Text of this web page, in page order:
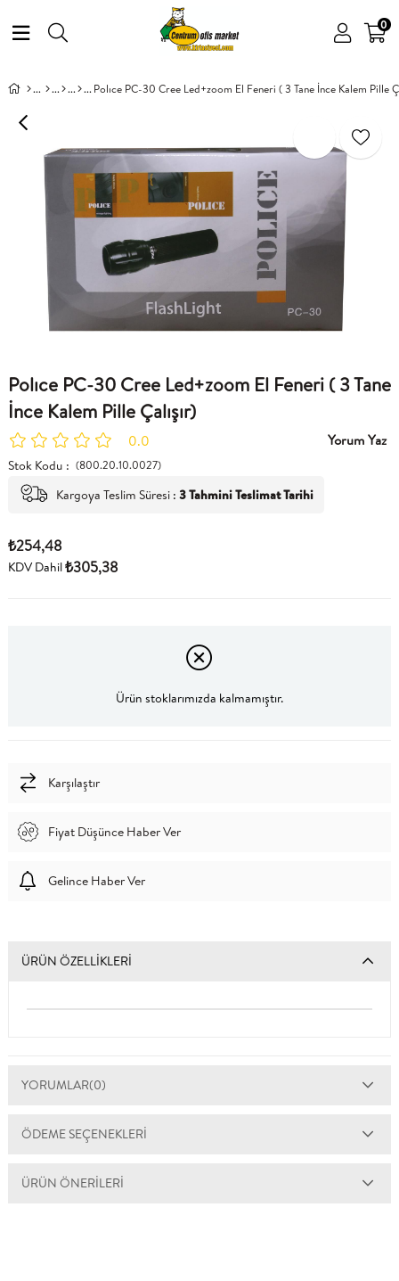
0
Polıce PC-30 Cree Led+zoom El Feneri ( 3 Tane İnce Kalem Pille
Polıce PC-30 Cree Led+zoom El Feneri ( 3 Tane
İnce Kalem Pille Çalışır)
0.0 Yorum Yaz
Stok Kodu (800.20.10.0027)
Kargoya Teslim Süresi : 3 Tahmini Teslimat Tarihi
₺254,48
KDV Dahil₺305,38
Ürün stoklarımızda kalmamıştır.
Karşılaştır
Fiyat Düşünce Haber Ver
Gelince Haber Ver
ÜRÜN ÖZELLIKLERI
YORUMLAR(0)
ÖDEME SEÇENEKLERI
ÜRÜN ÖNERILERI